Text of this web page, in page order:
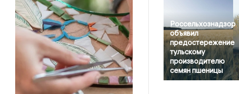
Россельхознадзор
объявил
предостережение
тульскому
производителю
семян пшеницы